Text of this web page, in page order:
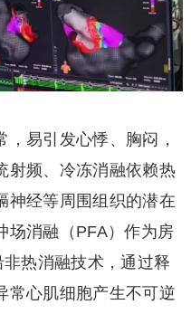
易引发心悸、胸闷，
射频、冷冻消融依赖热
神经等周围组织的潜在
场消融（PFA）作为房
热消融技术，通过释
常心肌细胞产生不可逆